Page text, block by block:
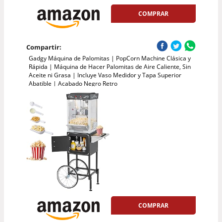
COMPRAR
Compartir:
Gadgy Máquina de Palomitas | PopCorn Machine Clásica y
Rápida | Máquina de Hacer Palomitas de Aire Caliente, Sin
Aceite ni Grasa | Incluye Vaso Medidor y Tapa Superior
Abatible | Acabado Negro Retro
COMPRAR